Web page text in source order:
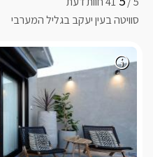
סוויטה בעין יעקב בגליל המערבי